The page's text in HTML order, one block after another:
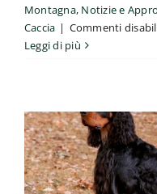
Montagna, Notizie e
Caccia | Commenti
Leggi di più
Il Setter